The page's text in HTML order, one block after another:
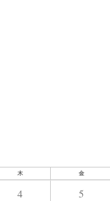
木 金
4
5